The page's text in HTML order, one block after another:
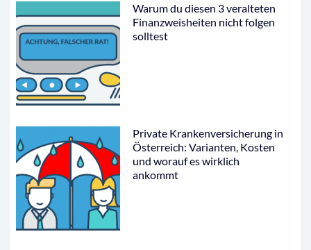
Warum du diesen 3 veralteten
Finanzweisheiten nicht folgen
solltest
Private Krankenversicherung in
Österreich: Varianten, Kosten
und worauf es wirklich
ankommt